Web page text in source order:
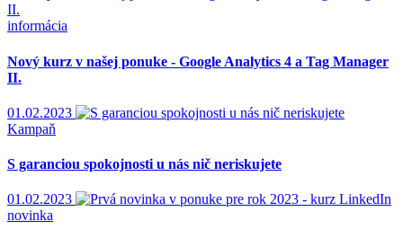
informácia
Nový kurz v našej ponuke - Google Analytics 4 a Tag Manager
II.
01.02.2023
Kampaň
S garanciou spokojnosti u nás nič neriskujete
01.02.2023
novinka